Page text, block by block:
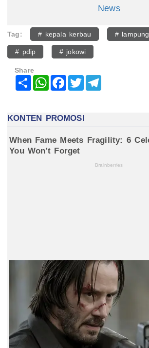
News
Tag: # kepala kerbau # lampung
# pdip # jokowi
Share
Share WhatsAppFacebook
Twitter